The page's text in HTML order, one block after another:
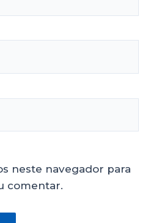
neste navegador para
comentar.